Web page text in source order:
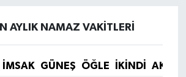
AYLIK NAMAZ VAKITLERI
İMSAK GÜNEŞ ÖĞLE İKINDI